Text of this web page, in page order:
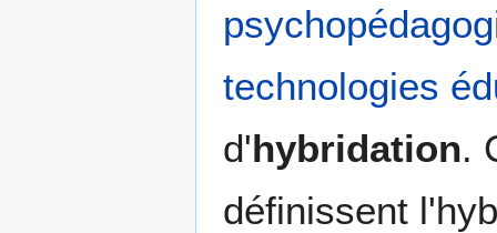
technologies
d'hybridation.
définissent